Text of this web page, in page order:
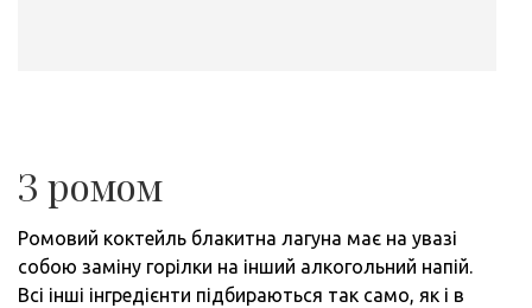
З ромом
Ромовий коктейль блакитна лагуна має на увазі
собою заміну горілки на інший алкогольний напій.
Всі інші інгредієнти підбираються так само, як і в